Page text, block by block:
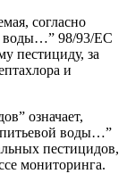
согласно
воды…” 98/93/EC
пестициду, за
и
означает,
питьевой воды…”
пестицидов,
мониторинга.